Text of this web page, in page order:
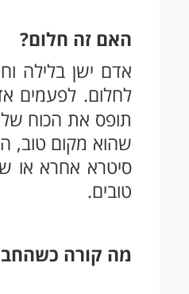
האם זה חלום?
אדם ישן בלילה
לחלום. לפעמים
תופס את הכוח
שהוא מקום טוב,
סיטרא אחרא או
טובים.
מה קורה